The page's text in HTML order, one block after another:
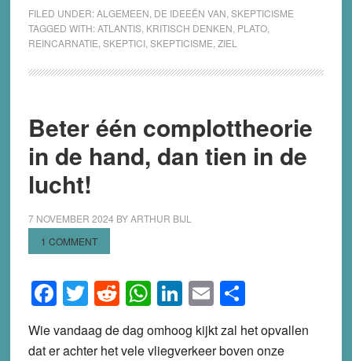
FILED UNDER:ALGEMEEN, DE IDEEËN VAN,SKEPTICISME
TAGGED WITH:ATLANTIS, KRITISCH DENKEN, PLATO,
REINCARNATIE,SKEPTICI,SKEPTICISME,ZIEL
Beter één complottheorie
in de hand, dan tien in de
lucht!
7 NOVEMBER 2024 BYARTHUR BIJL
1 COMMENT
Facebook
Twitter
Reddit
WhatsApp
LinkedIn
EmailShare
Wie vandaag de dag omhoog kijkt zal het opvallen
dat er achter het vele vliegverkeer boven onze